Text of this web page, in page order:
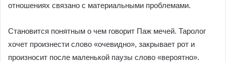
отношениях связано с материальными проблемами.
Становится понятным о чем говорит Паж мечей. Таролог
хочет произнести слово «очевидно», закрывает рот и
произносит после маленькой паузы слово «вероятно».